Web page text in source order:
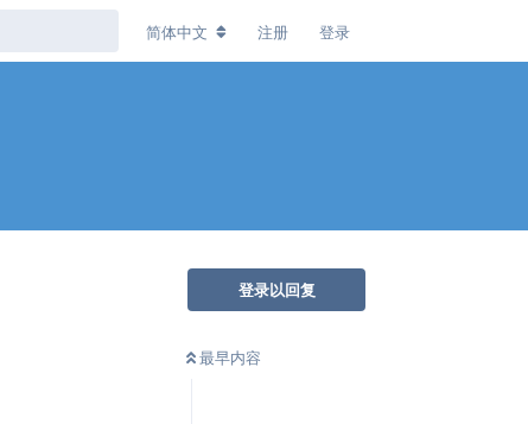
简体中文 注册 登录
登录以回复
最早内容